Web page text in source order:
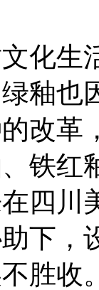
生
釉也
改革
铁红
四川
下，
胜收